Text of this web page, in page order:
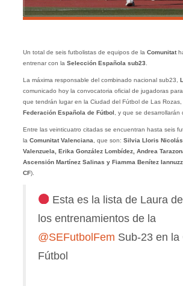
Un total de seis futbolistas de equipos de la Comunitat
entrenar con la Selección Española sub23
La máxima responsable del combinado nacional sub23,
comunicado hoy la convocatoria oficial de jugadoras
que tendrán lugar en la Ciudad del Fútbol de Las
Federación Española de Fútbol , y que se desarrollarán
Entre las veinticuatro citadas se encuentran hasta seis
la Comunitat Valenciana , que son: Silvia Lloris
Valenzuela, Erika González Lombídez, Andrea
Ascensión Martínez Salinas y Fiamma Benítez
CF).
Esta es la lista de Laura
los entrenamientos de la
@SEFutbolFem Sub-23 en la
Fútbol